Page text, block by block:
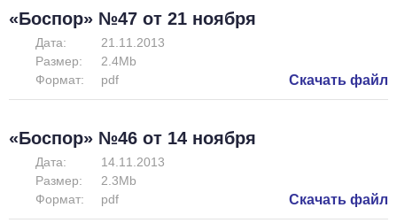
«Боспор» №47 от 21 ноября
Дата:
21.11.2013
Размер:
2.4Mb
Формат:
pdf Скачать файл
«Боспор» №46 от 14 ноября
Дата:
14.11.2013
Размер:
2.3Mb
Формат:
pdf Скачать файл